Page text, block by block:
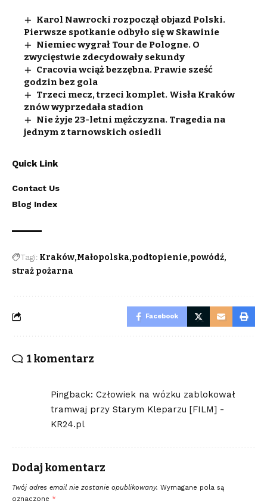
Karol Nawrocki rozpoczął objazd Polski.
Pierwsze spotkanie odbyło się w Skawinie
Niemiec wygrał Tour de Pologne. O
zwycięstwie zdecydowały sekundy
Cracovia wciąż bezzębna. Prawie sześć
godzin bez gola
Trzeci mecz, trzeci komplet. Wisła Kraków
znów wyprzedała stadion
Nie żyje 23-letni mężczyzna. Tragedia na
jednym z tarnowskich osiedli
Quick Link
Contact Us
Blog Index
Tagi: Kraków Małopolska podtopienie powódź
straż pożarna
Facebook
1 komentarz
Pingback: Człowiek na wózku zablokował
tramwaj przy Starym Kleparzu [FILM] -
KR24.pl
Dodaj komentarz
Twój adres email nie zostanie opublikowany. Wymagane pola są
oznaczone *